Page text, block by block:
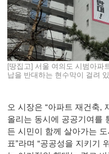
[땅집고] 서울 여의도 시범아파
납을 반대하는 현수막이 걸려
오 시장은 “아파트 재건축,
올리는 동시에 공공기여를
든 시민이 함께 살아가는
표”라며 “공공성을 지키기